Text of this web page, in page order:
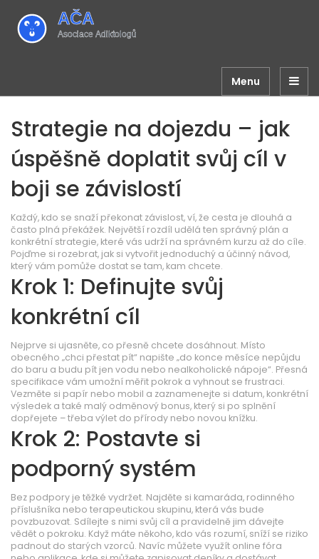
Menu
Strategie na dojezdu – jak
úspěšně doplatit svůj cíl v
boji se závislostí
Každý, kdo se snaží překonat závislost, ví, že cesta je dlouhá a
často plná překážek. Největší rozdíl udělá ten správný plán a
konkrétní strategie, které vás udrží na správném kurzu až do cíle.
Pojďme si rozebrat, jak si vytvořit jednoduchý a účinný návod,
který vám pomůže dostat se tam, kam chcete.
Krok 1: Definujte svůj
konkrétní cíl
Nejprve si ujasněte, co přesně chcete dosáhnout. Místo
obecného „chci přestat pít“ napište „do konce měsíce nepůjdu
do baru a budu pít jen vodu nebo nealkoholické nápoje“. Přesná
specifikace vám umožní měřit pokrok a vyhnout se frustraci.
Vezměte si papír nebo mobil a zaznamenejte si datum, konkrétní
výsledek a také malý odměnový bonus, který si po splnění
dopřejete – třeba výlet do přírody nebo novou knížku.
Krok 2: Postavte si
podporný systém
Bez podpory je těžké vydržet. Najděte si kamaráda, rodinného
příslušníka nebo terapeutickou skupinu, která vás bude
povzbuzovat. Sdílejte s nimi svůj cíl a pravidelně jim dávejte
vědět o pokroku. Když máte někoho, kdo vás rozumí, sníží se riziko
padnout do starých vzorců. Navíc můžete využít online fóra